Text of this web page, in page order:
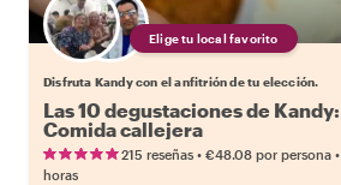
Elige tu local favorito
Disfruta Kandy con el anfitrión de tu elección.
Las 10 degustaciones de Kandy:
Comida callejera
215 reseñas • €48.08 por persona •
horas